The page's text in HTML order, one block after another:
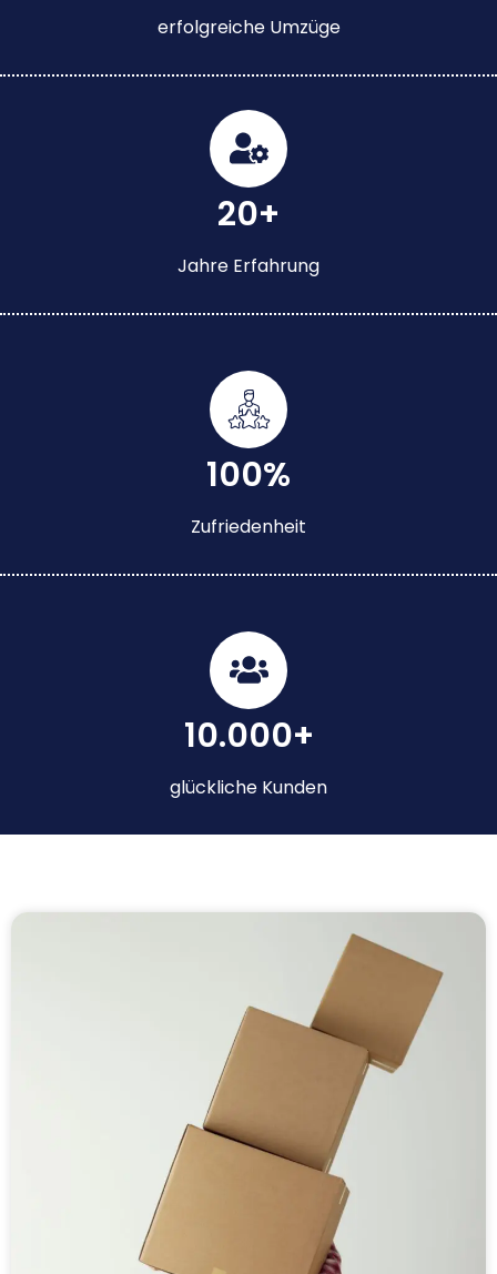
erfolgreiche Umzüge
20+
Jahre Erfahrung
100%
Zufriedenheit
10.000+
glückliche Kunden